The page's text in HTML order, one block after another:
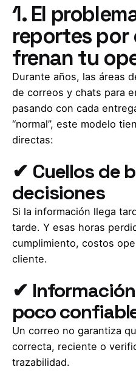
1. El
reportes por
frenan tu
Durante años, las áreas
de correos y chats para
pasando con cada
“normal”, este modelo
directas:
✔ Cuellos de
decisiones
Si la información llega
tarde. Y esas horas
cumplimiento, costos
cliente.
✔
poco
Un correo no garantiza
correcta, reciente o
trazabilidad.